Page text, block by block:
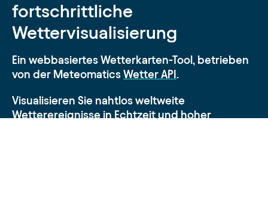
fortschrittliche
Wettervisualisierung
Ein webbasiertes Wetterkarten-Tool, betrieben
von der MeteomaticsWetter API .
Visualisieren Sie nahtlos weltweite
Wetterereignisse in Echtzeit und hoher